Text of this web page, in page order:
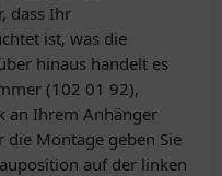
dass Ihr
ist, was die
hinaus handelt es
(102 01 92),
an Ihrem Anhänger
die Montage geben Sie
auf der linken